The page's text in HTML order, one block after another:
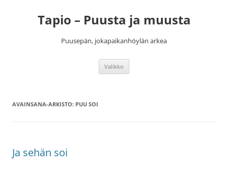
Tapio – Puusta ja muusta
Puusepän, jokapaikanhöylän arkea
Valikko
AVAINSANA-ARKISTO: PUU SOI
Ja sehän soi